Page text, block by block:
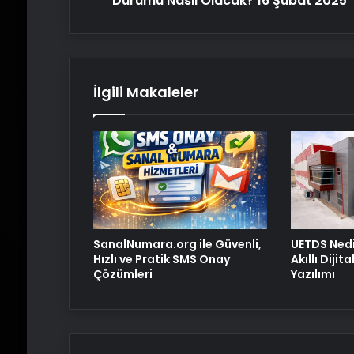
2025
İlgili Makaleler
SanalNumara.org ile Güvenli,
Hızlı ve Pratik SMS Onay
Çözümleri
UETDS
Akıllı
Yazılımı